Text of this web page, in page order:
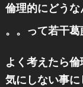
倫理的にどうな
。。って若干葛
よく考えたら
気にしない事